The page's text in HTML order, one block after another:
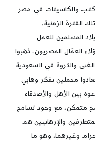
والكاسيتات في مصر
الزمنية.
المسلمين للعمل
العمّال المصريون، ذهبوا
الغنى والثروة في السعودية
محملين بفكر وهابي
بين الأهل والأصدقاء
متمكن، مع وجود تسامح
والإرهابيين هم
وغيرهما، وهو ما